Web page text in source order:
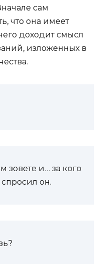
сам
что она имеет
доходит смысл
изложенных в
зовете и… за кого
он.